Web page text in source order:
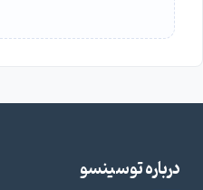
درباره توسینسو